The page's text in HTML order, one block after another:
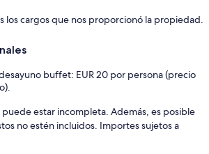
los cargos que nos proporcionó la propiedad.
buffet: EUR 20 por persona (precio
puede estar incompleta. Además, es posible
no estén incluidos. Importes sujetos a